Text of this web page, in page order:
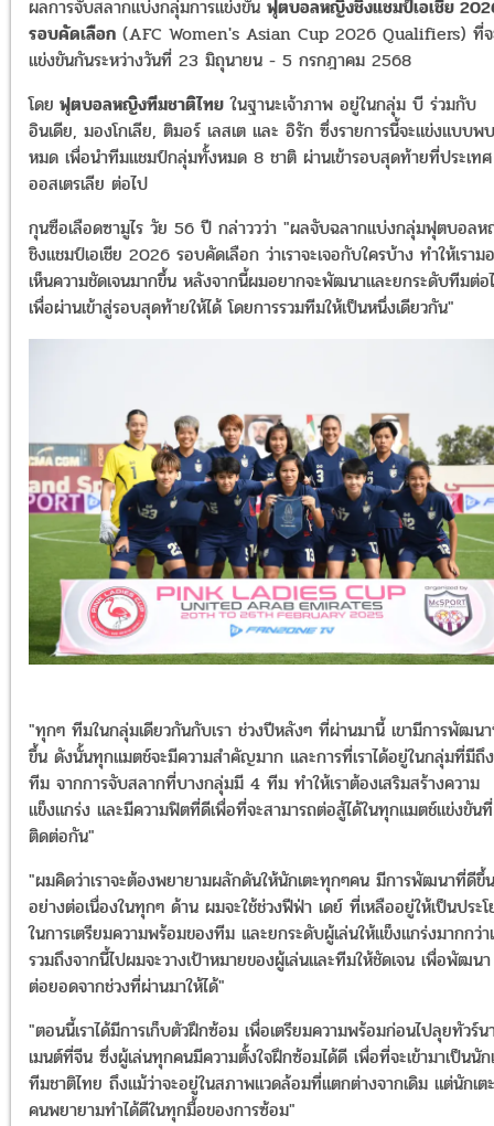
ผลการจับสลากแบ่งกลุ่มการแข่งขัน ฟุตบอลหญิงชิงแชมป์เอเชีย
รอบคัดเลือก (AFC Women's Asian Cup 2026 Qualifiers) ที่
แข่งขันกันระหว่างวันที่ 23 มิถุนายน - 5 กรกฎาคม 2568
โดย ฟุตบอลหญิงทีมชาติไทย ในฐานะเจ้าภาพ อยู่ในกลุ่ม บี ร่วมกับ
อินเดีย, มองโกเลีย, ติมอร์ เลสเต และ อิรัก ซึ่งรายการนี้จะแข่งแบบพ
หมด เพื่อนำทีมแชมป์กลุ่มทั้งหมด 8 ชาติ ผ่านเข้ารอบสุดท้ายที่ประเทศ
ออสเตรเลีย ต่อไป
กุนซือเลือดซามูไร วัย 56 ปี กล่าววว่า "ผลจับฉลากแบ่งกลุ่มฟุตบอล
ชิงแชมป์เอเชีย 2026 รอบคัดเลือก ว่าเราจะเจอกับใครบ้าง ทำให้เราม
เห็นความชัดเจนมากขึ้น หลังจากนี้ผมอยากจะพัฒนาและยกระดับทีมต่อ
เพื่อผ่านเข้าสู่รอบสุดท้ายให้ได้ โดยการรวมทีมให้เป็นหนึ่งเดียวกัน"
"ทุกๆ ทีมในกลุ่มเดียวกันกับเรา ช่วงปีหลังๆ ที่ผ่านมานี้ เขามีการพัฒน
ขึ้น ดังนั้นทุกแมตช์จะมีความสำคัญมาก และการที่เราได้อยู่ในกลุ่มที่มีถึ
ทีม จากการจับสลากที่บางกลุ่มมี 4 ทีม ทำให้เราต้องเสริมสร้างความ
แข็งแกร่ง และมีความฟิตที่ดีเพื่อที่จะสามารถต่อสู้ได้ในทุกแมตช์แข่งขันที่
ติดต่อกัน"
"ผมคิดว่าเราจะต้องพยายามผลักดันให้นักเตะทุกๆคน มีการพัฒนาที่ดีขึ้น
อย่างต่อเนื่องในทุกๆ ด้าน ผมจะใช้ช่วงฟีฟ่า เดย์ ที่เหลืออยู่ให้เป็นประ
ในการเตรียมความพร้อมของทีม และยกระดับผู้เล่นให้แข็งแกร่งมากกว่า
รวมถึงจากนี้ไปผมจะวางเป้าหมายของผู้เล่นและทีมให้ชัดเจน เพื่อพัฒนา
ต่อยอดจากช่วงที่ผ่านมาให้ได้"
"ตอนนี้เราได้มีการเก็บตัวฝึกซ้อม เพื่อเตรียมความพร้อมก่อนไปลุยทัวร์น
เมนต์ที่จีน ซึ่งผู้เล่นทุกคนมีความตั้งใจฝึกซ้อมได้ดี เพื่อที่จะเข้ามาเป็นนัก
ทีมชาติไทย ถึงแม้ว่าจะอยู่ในสภาพแวดล้อมที่แตกต่างจากเดิม แต่นักเต
คนพยายามทำได้ดีในทุกมื้อของการซ้อม"